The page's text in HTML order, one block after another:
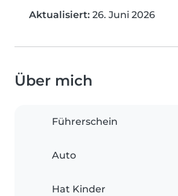
Aktualisiert: 26. Juni 2026
Über mich
Führerschein
Auto
Hat Kinder